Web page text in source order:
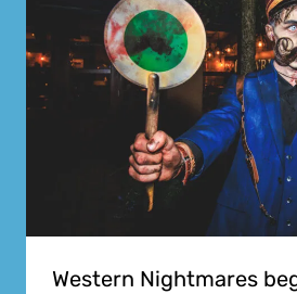
Western Nightmares